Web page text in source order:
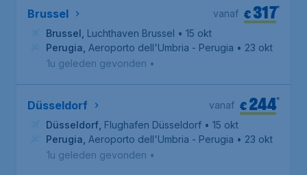
Brussel €317*
vanaf
Brussel Luchthaven Brussel • 15 okt
Perugia Aeroporto dell'Umbria - Perugia • 23 okt
1u geleden gevonden •
Düsseldorf €244*
vanaf
Düsseldorf Flughafen Düsseldorf • 15 okt
Perugia Aeroporto dell'Umbria - Perugia • 23 okt
1u geleden gevonden •